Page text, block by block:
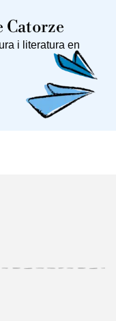
Catorze
i literatura en